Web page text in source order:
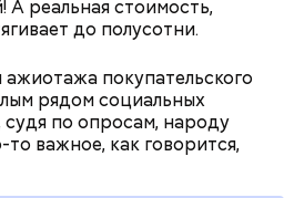
реальная стоимость,
до полусотни.
покупательского
рядом социальных
судя по опросам, народу
важное, как говорится,
не рекомендую открывать
или год. Ключевая ставка
ставки и по